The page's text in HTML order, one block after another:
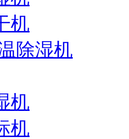
机
除湿机
机
机